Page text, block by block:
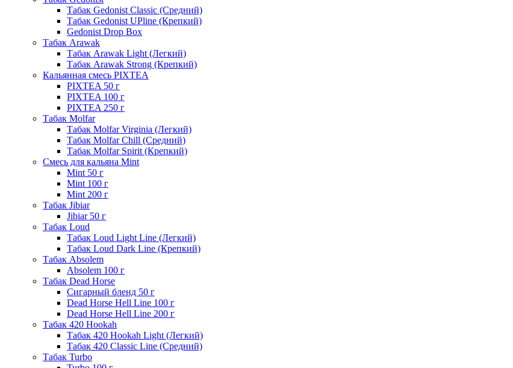
Табак Gedonist Classic (Средний)
Табак Gedonist UPline (Крепкий)
Gedonist Drop Box
Табак Arawak
Табак Arawak Light (Легкий)
Табак Arawak Strong (Крепкий)
Кальянная смесь PIXTEA
PIXTEA 50 г
PIXTEA 100 г
PIXTEA 250 г
Табак Molfar
Табак Molfar Virginia (Легкий)
Табак Molfar Chill (Средний)
Табак Molfar Spirit (Крепкий)
Смесь для кальяна Mint
Mint 50 г
Mint 100 г
Mint 200 г
Табак Jibiar
Jibiar 50 г
Табак Loud
Табак Loud Light Line (Легкий)
Табак Loud Dark Line (Крепкий)
Табак Absolem
Absolem 100 г
Табак Dead Horse
Сигарный бленд 50 г
Dead Horse Hell Line 100 г
Dead Horse Hell Line 200 г
Табак 420 Hookah
Табак 420 Hookah Light (Легкий)
Табак 420 Classic Line (Средний)
Табак Turbo